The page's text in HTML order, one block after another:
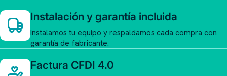
Instalación y garantía incluida
Instalamos tu equipo y respaldamos cada compra con
garantía de fabricante.
Factura CFDI 4.0